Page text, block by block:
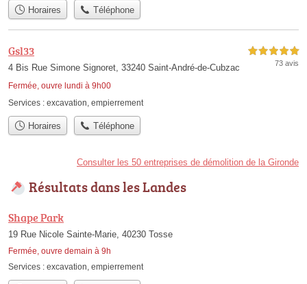
Horaires Téléphone
Gsl33
4 Bis Rue Simone Signoret, 33240 Saint-André-de-Cubzac
Fermée, ouvre lundi à 9h00
5,0 étoiles sur 5
73 avis
Services : excavation empierrement
Horaires Téléphone
Consulter les 50 entreprises de démolition de la Gironde
Résultats dans les Landes
Shape Park
19 Rue Nicole Sainte-Marie, 40230 Tosse
Fermée, ouvre demain à 9h
Services : excavation, empierrement